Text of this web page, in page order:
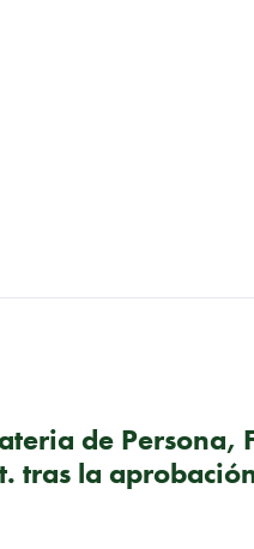
de Persona,
tras la